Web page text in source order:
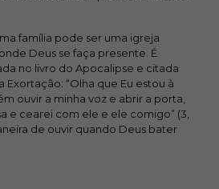
família pode ser uma igreja
Deus se faça presente. É
no livro do Apocalipse e citada
Exortação: “Olha que Eu estou à
ouvir a minha voz e abrir a porta,
e cearei com ele e ele comigo” (3,
de ouvir quando Deus bater